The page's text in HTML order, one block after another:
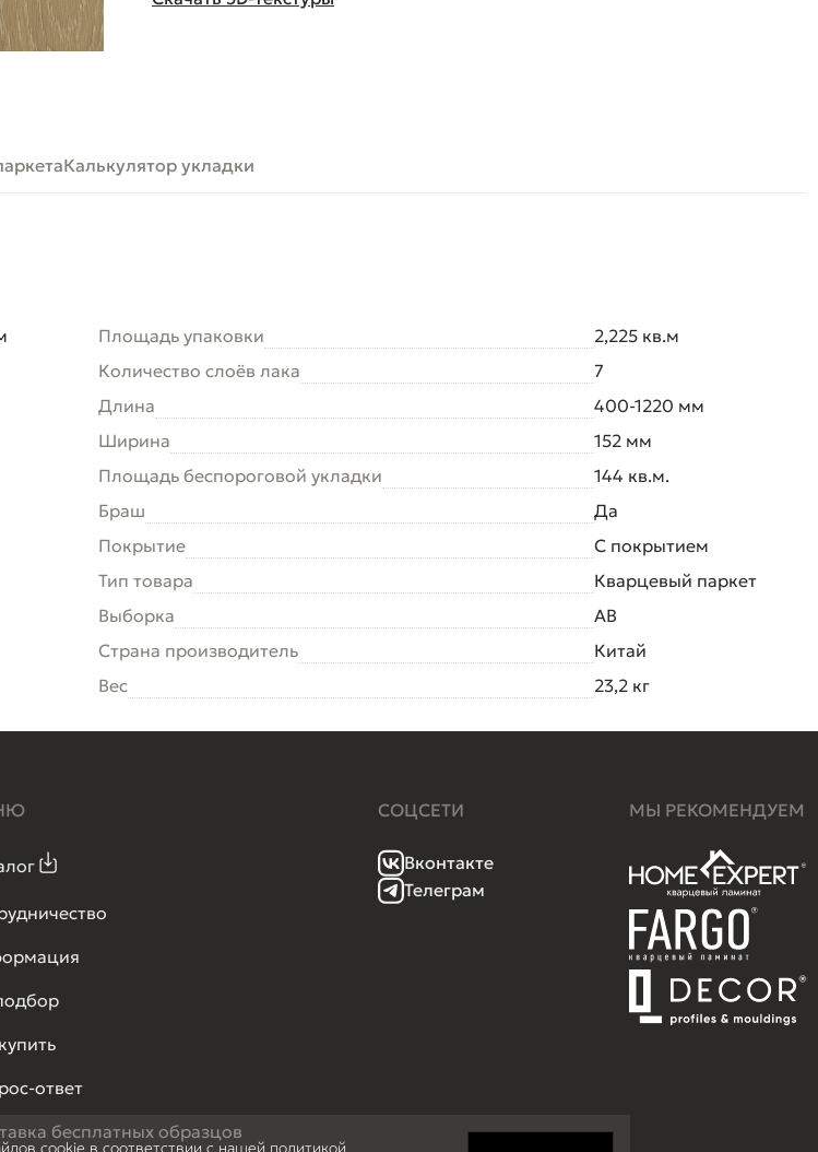
Калькулятор укладки
Площадь упаковки
2,225 кв.м
Количество слоёв лака
7
Длина
400-1220 мм
Ширина
152 мм
Площадь беспороговой укладки
144 кв.м.
Браш
Да
Покрытие
С покрытием
Тип товара
Кварцевый паркет
Выборка
AB
Страна производитель
Китай
Вес
23,2 кг
ответ
бесплатных образцов
СОЦСЕТИ
Вконтакте
Телеграм
МЫ РЕКОМЕНДУЕМ
cookie в соответствии с нашей политикой